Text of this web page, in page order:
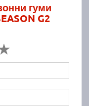
гуми
G2